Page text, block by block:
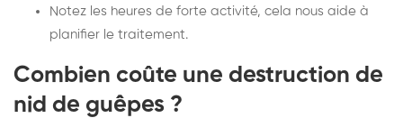
Notez les heures de forte activité, cela nous aide à
planifier le traitement.
Combien coûte une destruction de
nid de guêpes ?